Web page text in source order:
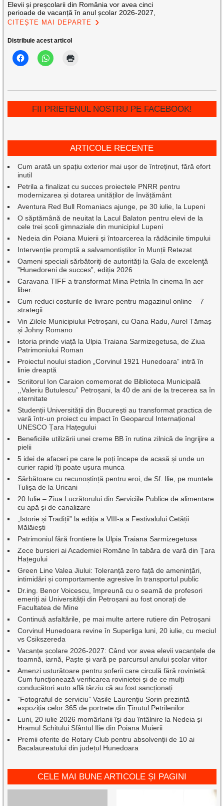
Elevii și preșcolarii din România vor avea cinci
perioade de vacanță în anul școlar 2026-2027,
CITEȘTE MAI DEPARTE
Distribuie acest articol
FII PRIETENUL NOSTRU PE FACEBOOK!
ARTICOLE RECENTE
Cum arată un spațiu exterior mai ușor de întreținut, fără efort
inutil
Petrila a finalizat cu succes proiectele PNRR pentru
modernizarea și dotarea unităților de învățământ
Aventura Red Bull Romaniacs ajunge, pe 30 iulie, la Lupeni
O săptămână de neuitat la Lacul Balaton pentru elevi de la
cele trei școli gimnaziale din municipiul Lupeni
Nedeia din Poiana Muierii și întoarcerea la rădăcinile timpului
Intervenție promptă a salvamontiștilor în Munții Retezat
Oameni speciali sărbătoriți de autorități la Gala de excelenţă
”Hunedoreni de succes”, ediția 2026
Caravana TIFF a transformat Mina Petrila în cinema în aer
liber.
Cum reduci costurile de livrare pentru magazinul online – 7
strategii
Vin Zilele Municipiului Petroșani, cu Oana Radu, Aurel Tămaș
și Johny Romano
Istoria prinde viață la Ulpia Traiana Sarmizegetusa, de Ziua
Patrimoniului Roman
Proiectul noului stadion „Corvinul 1921 Hunedoara” intră în
linie dreaptă
Scriitorul Ion Caraion comemorat de Biblioteca Municipală
,,Valeriu Butulescu” Petroșani, la 40 de ani de la trecerea sa în
eternitate
Studenții Universității din București au transformat practica de
vară într-un proiect cu impact în Geoparcul Internațional
UNESCO Țara Hațegului
Beneficiile utilizării unei creme BB în rutina zilnică de îngrijire a
pielii
5 idei de afaceri pe care le poți începe de acasă și unde un
curier rapid îți poate ușura munca
Sărbătoare cu recunoștință pentru eroi, de Sf. Ilie, pe muntele
Tulișa de la Uricani
20 Iulie – Ziua Lucrătorului din Serviciile Publice de alimentare
cu apă și de canalizare
„Istorie și Tradiții” la ediția a VIII-a a Festivalului Cetății
Mălăiești
Patrimoniul fără frontiere la Ulpia Traiana Sarmizegetusa
Zece bursieri ai Academiei Române în tabăra de vară din Țara
Hațegului
Green Line Valea Jiului: Toleranță zero față de amenințări,
intimidări și comportamente agresive în transportul public
Dr.ing. Benor Voicescu, împreună cu o seamă de profesori
emeriți ai Universității din Petroșani au fost onorați de
Facultatea de Mine
Continuă asfaltările, pe mai multe artere rutiere din Petroșani
Corvinul Hunedoara revine în Superliga luni, 20 iulie, cu meciul
vs Csikszereda
Vacanțe școlare 2026-2027: Când vor avea elevii vacanțele de
toamnă, iarnă, Paște și vară pe parcursul anului școlar viitor
Amenzi usturătoare pentru șoferii care circulă fără rovinietă:
Cum funcționează verificarea rovinietei și de ce mulți
conducători auto află târziu că au fost sancționați
”Fotograful de serviciu” Vasile Laurențiu Sorin prezintă
expoziția celor 365 de portrete din Ținutul Petrilenilor
Luni, 20 iulie 2026 momârlanii își dau întâlnire la Nedeia și
Hramul Schitului Sfântul Ilie din Poiana Muierii
Premii oferite de Rotary Club pentru absolvenții de 10 ai
Bacalaureatului din județul Hunedoara
CELE MAI BUNE ARTICOLE ȘI PAGINI